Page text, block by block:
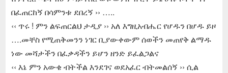
በፈጠርከኝ በሳምንቱ ደበረኝ ›› …..
‹‹ ጥሩ ! ምን ልፍጠርልህ ታዲያ ›› አለ እግዚአብሔር የሆዱን በሆዱ ይዞ
….መቸስ የሚጠቅመንን ነገር ቢያውቀውም ሰወችን መጠየቅ ልማዱ
ነው መሻታችን በፈቃዳችን ይሆን ዘንድ ይፈልጋልና
‹‹ እኔ ምን አውቄ ብትችል እንደገና ወደአፈር ብትመልሰኝ ›› ሲል